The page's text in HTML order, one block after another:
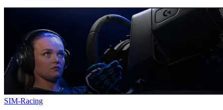
SIM-Racing